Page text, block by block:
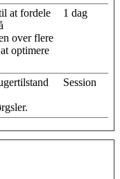
at fordele
over flere
optimere
1 dag
Session